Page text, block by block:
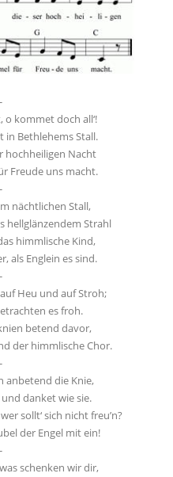
kommet doch all‘!
in Bethlehems Stall.
hochheiligen Nacht
Freude uns macht.
nächtlichen Stall,
hellglänzendem Strahl
himmlische Kind,
als Englein es sind.
Heu und auf Stroh;
es froh.
betend davor,
der himmlische Chor.
anbetend die Knie,
danket wie sie.
sollt‘ sich nicht freu’n?
der Engel mit ein!
schenken wir dir,